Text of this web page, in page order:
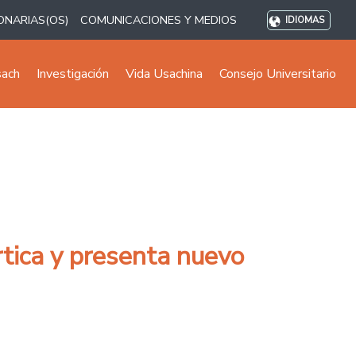
COMUNICACIONES Y MEDIOS IDIOMAS
Investigación Vida Usachina Consejo Universitario
y presenta nuevo